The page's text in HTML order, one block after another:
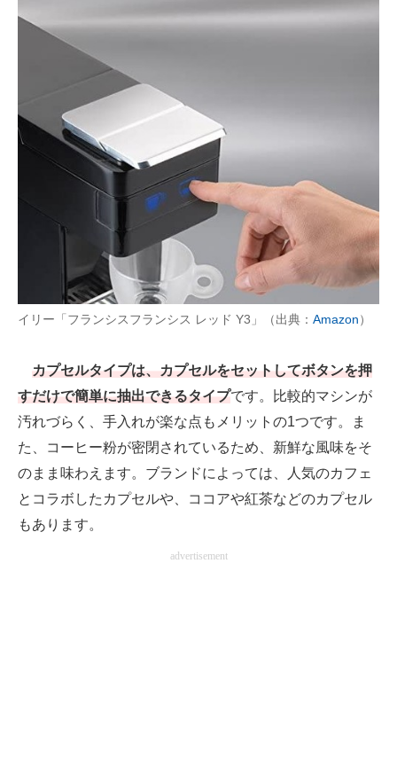
イリー「フランシスフランシス レッド Y3」（出典： Amazon）
カプセルタイプは、カプセルをセットしてボタンを押
すだけで簡単に抽出できるタイプです。比較的マシンが
汚れづらく、手入れが楽な点もメリットの1つです。ま
た、コーヒー粉が密閉されているため、新鮮な風味をそ
のまま味わえます。ブランドによっては、人気のカフェ
とコラボしたカプセルや、ココアや紅茶などのカプセル
もあります。
advertisement